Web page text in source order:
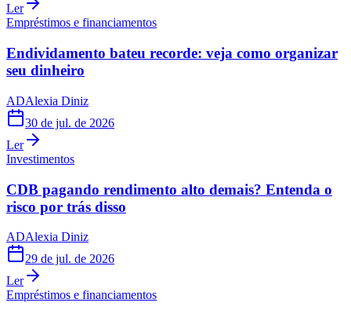
Ler
Empréstimos e financiamentos
Endividamento bateu recorde: veja como organizar
seu dinheiro
ADAlexia Diniz
30 de jul. de 2026
Ler
Investimentos
CDB pagando rendimento alto demais? Entenda o
risco por trás disso
ADAlexia Diniz
29 de jul. de 2026
Ler
Empréstimos e financiamentos